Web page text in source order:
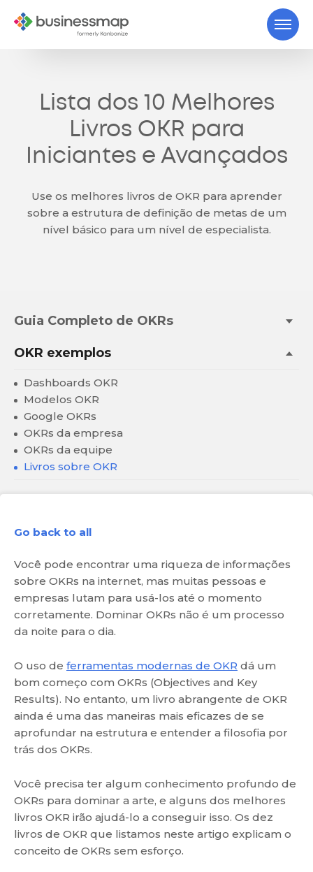
Lista dos 10 Melhores
Livros OKR para
Iniciantes e Avançados
Use os melhores livros de OKR para aprender
sobre a estrutura de definição de metas de um
nível básico para um nível de especialista.
Guia Completo de OKRs
OKR exemplos
Dashboards OKR
Modelos OKR
Google OKRs
OKRs da empresa
OKRs da equipe
Livros sobre OKR
Go back to all
Você pode encontrar uma riqueza de informações
sobre OKRs na internet, mas muitas pessoas e
empresas lutam para usá-los até o momento
corretamente. Dominar OKRs não é um processo
da noite para o dia.
O uso de ferramentas modernas de OKR dá um
bom começo com OKRs (Objectives and Key
Results). No entanto, um livro abrangente de OKR
ainda é uma das maneiras mais eficazes de se
aprofundar na estrutura e entender a filosofia por
trás dos OKRs.
Você precisa ter algum conhecimento profundo de
OKRs para dominar a arte, e alguns dos melhores
livros OKR irão ajudá-lo a conseguir isso. Os dez
livros de OKR que listamos neste artigo explicam o
conceito de OKRs sem esforço.